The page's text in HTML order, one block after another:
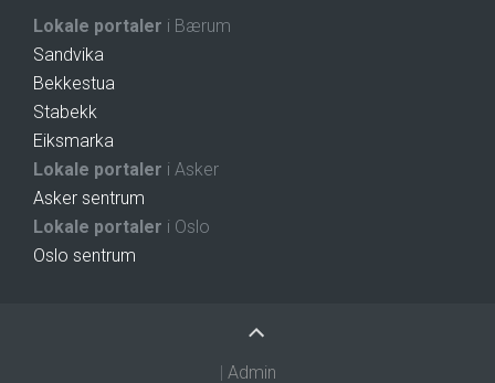
Lokale portaler i Bærum
Sandvika
Bekkestua
Stabekk
Eiksmarka
Lokale portaler i Asker
Asker sentrum
Lokale portaler i Oslo
Oslo sentrum
Admin